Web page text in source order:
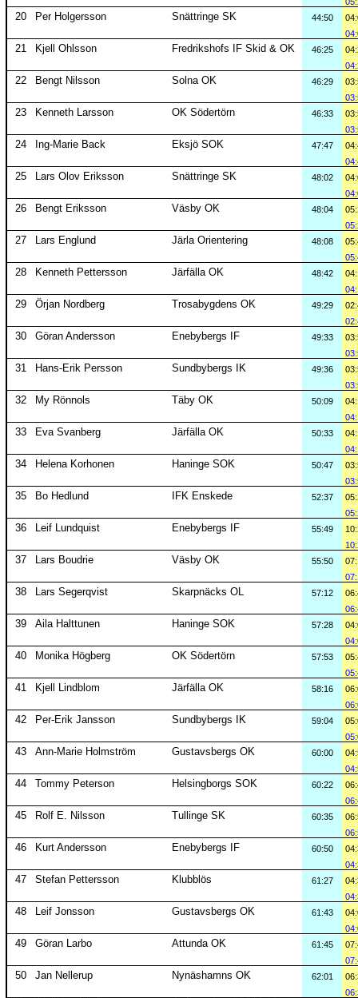
20 Per Holgersson Snättringe SK 44:50
21 Kjell Ohlsson Fredrikshofs IF Skid & OK 46:25
22 Bengt Nilsson Solna OK 46:29
23 Kenneth Larsson OK Södertörn 46:33
24 Ing-Marie Back Eksjö SOK 47:47
25 Lars Olov Eriksson Snättringe SK 48:02
26 Bengt Eriksson Väsby OK 48:04
27 Lars Englund Järla Orientering 48:08
28 Kenneth Pettersson Järfälla OK 48:42
29 Örjan Nordberg Trosabygdens OK 49:29
30 Göran Andersson Enebybergs IF 49:33
31 Hans-Erik Persson Sundbybergs IK 49:36
32 My Rönnols Täby OK 50:09
33 Eva Svanberg Järfälla OK 50:33
34 Helena Korhonen Haninge SOK 50:47
35 Bo Hedlund IFK Enskede 52:37
36 Leif Lundquist Enebybergs IF 55:49
37 Lars Boudrie Väsby OK 55:50
38 Lars Segerqvist Skarpnäcks OL 57:12
39 Aila Halttunen Haninge SOK 57:28
40 Monika Högberg OK Södertörn 57:53
41 Kjell Lindblom Järfälla OK 58:16
42 Per-Erik Jansson Sundbybergs IK 59:04
43 Ann-Marie Holmström Gustavsbergs OK 60:00
44 Tommy Peterson Helsingborgs SOK 60:22
45 Rolf E. Nilsson Tullinge SK 60:35
46 Kurt Andersson Enebybergs IF 60:50
47 Stefan Pettersson Klubblös 61:27
48 Leif Jonsson Gustavsbergs OK 61:43
49 Göran Larbo Attunda OK 61:45
50 Jan Nellerup Nynäshamns OK 62:01